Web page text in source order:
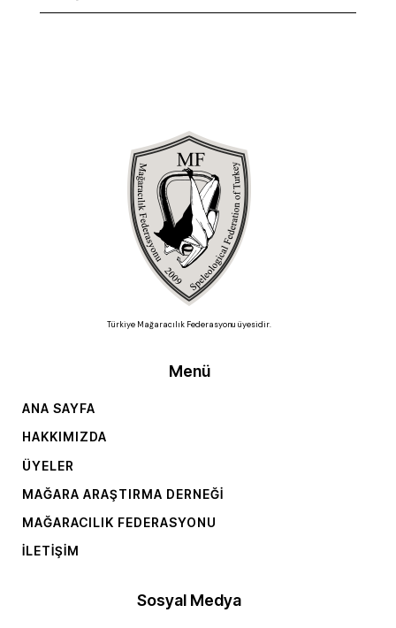
Türkiye Mağaracılık Federasyonu üyesidir.
Menü
ANA SAYFA
HAKKIMIZDA
ÜYELER
MAĞARA ARAŞTIRMA DERNEĞI
MAĞARACILIK FEDERASYONU
İLETIŞIM
Sosyal Medya